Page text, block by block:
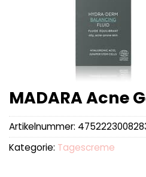
MADARA Acne
Artikelnummer:
Kategorie: Tagescreme